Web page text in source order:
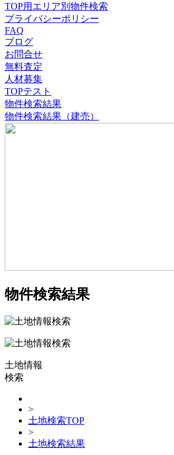
TOP用エリア別物件検索
プライバシーポリシー
FAQ
ブログ
お問合せ
無料査定
人材募集
TOPテスト
物件検索結果
物件検索結果（建売）
物件検索結果
土地情報
検索
>
土地検索TOP
>
土地検索結果